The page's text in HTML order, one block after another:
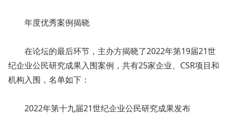
年度优秀案例揭晓
在论坛的最后环节，主办方揭晓了2022年第19届21世
纪企业公民研究成果入围案例，共有25家企业、CSR项目和
机构入围，名单如下：
2022年第十九届21世纪企业公民研究成果发布